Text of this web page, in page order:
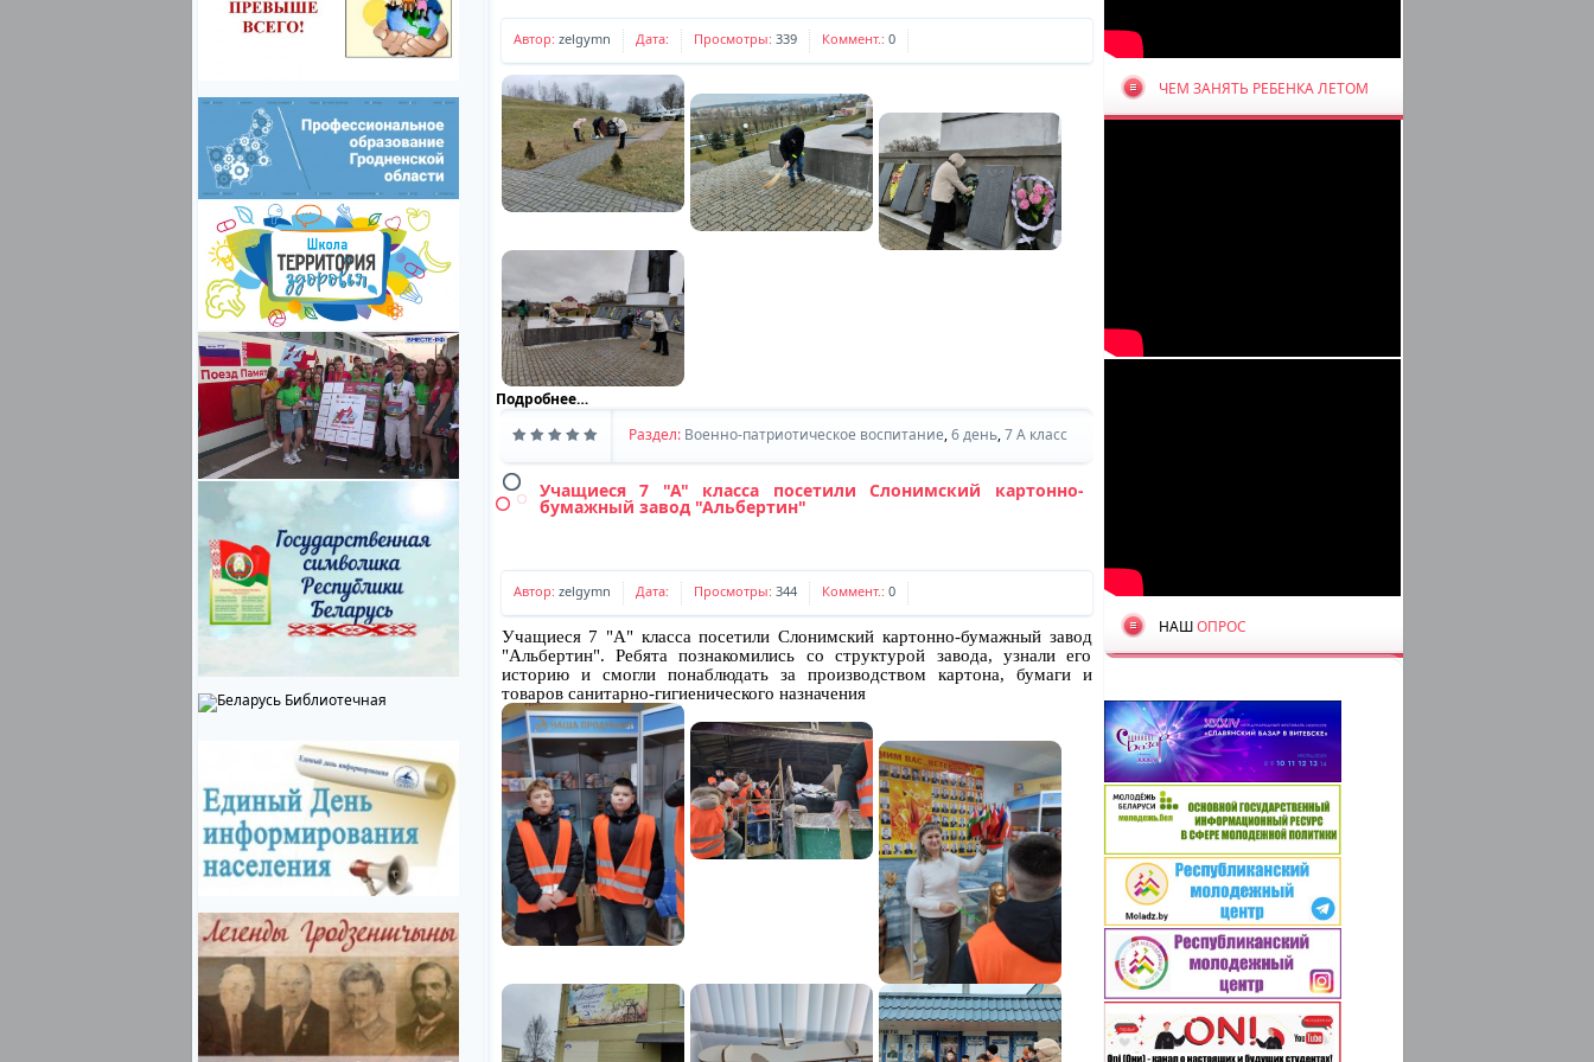
ЧЕМ ЗАНЯТЬ РЕБЕНКА ЛЕТОМ
НАШОПРОС
Автор: zelgymn Дата: Просмотры: 339 Коммент.: 0
Подробнее…
Раздел: Военно-патриотическое воспитание,6 день,7 A класс
Учащиеся 7 "А" класса посетили Слонимский картонно-
бумажный завод "Альбертин"
Автор: zelgymn Дата: Просмотры: 344 Коммент.: 0
Учащиеся 7 "А" класса посетили Слонимский картонно-бумажный завод
"Альбертин". Ребята познакомились со структурой завода, узнали его
историю и смогли понаблюдать за производством картона, бумаги и
товаров санитарно-гигиенического назначения